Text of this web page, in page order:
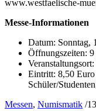
www.westfaelische-
Messe-Informationen
Datum: Sonntag,
Öffnungszeiten:
Eintritt: 8,50 Euro
Schüler/
Messen, Numismatik /